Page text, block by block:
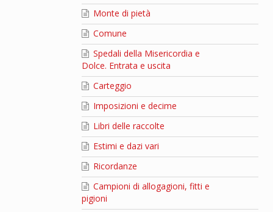
Monte di pietà
Comune
Spedali della Misericordia e
Dolce. Entrata e uscita
Carteggio
Imposizioni e decime
Libri delle raccolte
Estimi e dazi vari
Ricordanze
Campioni di allogagioni, fitti e
pigioni